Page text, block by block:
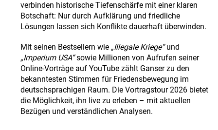
verbinden historische Tiefenschärfe mit einer klaren
Botschaft: Nur durch Aufklärung und friedliche
Lösungen lassen sich Konflikte dauerhaft überwinden.
Mit seinen Bestsellern wie „Illegale Kriege“und
„Imperium USA“sowie Millionen von Aufrufen seiner
Online-Vorträge auf YouTube zählt Ganser zu den
bekanntesten Stimmen für Friedensbewegung im
deutschsprachigen Raum. Die Vortragstour 2026 bietet
die Möglichkeit, ihn live zu erleben – mit aktuellen
Bezügen und verständlichen Analysen.